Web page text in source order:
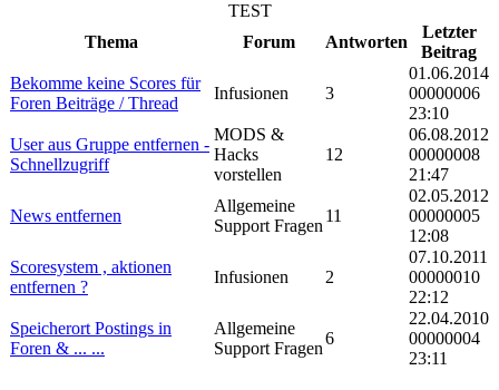
TEST
Thema
Forum Antworten
Letzter
Beitrag
Bekomme keine Scores für
Foren Beiträge / Thread
Infusionen 3
01.06.2014
00000006
23:10
User aus Gruppe entfernen -
Schnellzugriff
MODS &
Hacks
vorstellen
12
06.08.2012
00000008
21:47
News entfernen
Allgemeine
Support Fragen
11
02.05.2012
00000005
12:08
Scoresystem , aktionen
entfernen ?
Infusionen 2
07.10.2011
00000010
22:12
Speicherort Postings in
Foren & ... ...
Allgemeine
Support Fragen
6
22.04.2010
00000004
23:11